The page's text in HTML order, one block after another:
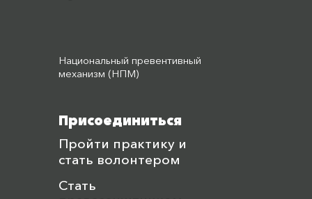
Национальный превентивный
механизм (НПМ)
Присоединиться
Пройти практику и
стать волонтером
Стать